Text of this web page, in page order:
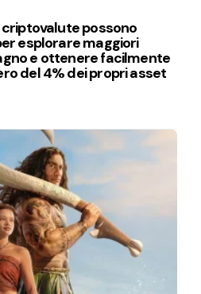
possono
esplorare maggiori
e ottenere facilmente
del 4% dei propri asset